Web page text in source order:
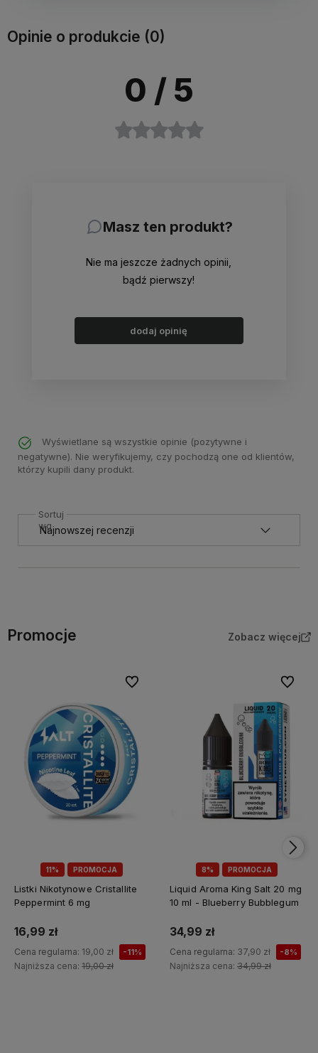
Opinie o produkcie (0)
0 / 5
Masz ten produkt?
Nie ma jeszcze żadnych opinii,
bądź pierwszy!
dodaj opinię
Wyświetlane są wszystkie opinie (pozytywne i
negatywne). Nie weryfikujemy, czy pochodzą one od klientów,
którzy kupili dany produkt.
Sortuj
wg
Promocje Zobacz więcej
11% PROMOCJA
Listki Nikotynowe Cristallite
Peppermint 6 mg
16,99 zł
Cena regularna: 19,00 zł -11%
Najniższa cena: 19,00 zł
Do ulubionych
8% PROMOCJA
Liquid Aroma King Salt 20 mg
10 ml - Blueberry Bubblegum
34,99 zł
Cena regularna: 37,90 zł -8%
Najniższa cena: 34,99 zł
Do